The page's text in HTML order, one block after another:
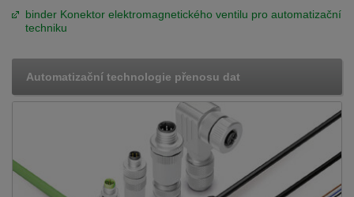
binder Konektor elektromagnetického ventilu pro automatizační
techniku
Automatizační technologie přenosu dat